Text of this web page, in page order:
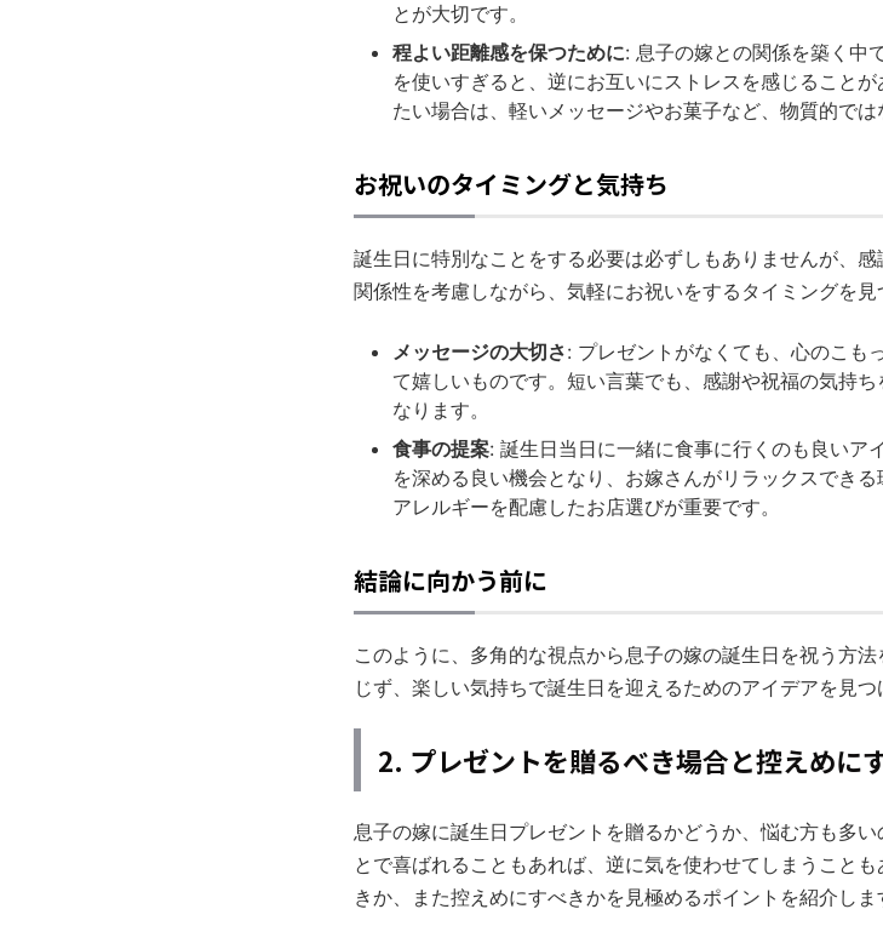
とが大切です。
程よい距離感を保つために: 息子の嫁との関係を築く中
を使いすぎると、逆にお互いにストレスを感じること
たい場合は、軽いメッセージやお菓子など、物質的では
お祝いのタイミングと気持ち
誕生日に特別なことをする必要は必ずしもありませんが、
関係性を考慮しながら、気軽にお祝いをするタイミングを見
メッセージの大切さ: プレゼントがなくても、心のこも
て嬉しいものです。短い言葉でも、感謝や祝福の気持
なります。
食事の提案: 誕生日当日に一緒に食事に行くのも良いア
を深める良い機会となり、お嫁さんがリラックスでき
アレルギーを配慮したお店選びが重要です。
結論に向かう前に
このように、多角的な視点から息子の嫁の誕生日を祝う方
じず、楽しい気持ちで誕生日を迎えるためのアイデアを見つ
2. プレゼントを贈るべき場合と控えめに
息子の嫁に誕生日プレゼントを贈るかどうか、悩む方も多
とで喜ばれることもあれば、逆に気を使わせてしまうこと
きか、また控えめにすべきかを見極めるポイントを紹介しま